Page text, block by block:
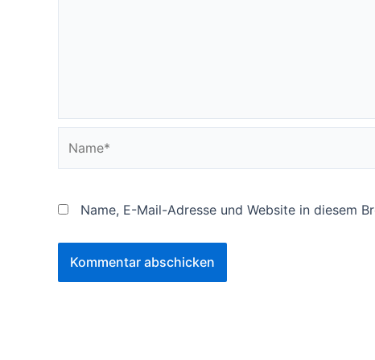
Name, E-Mail-Adresse und Website in diesem